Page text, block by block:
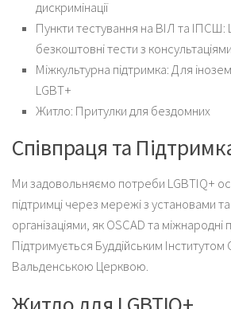
дискримінації
Пункти тестування на ВІЛ та ІПСШ:
безкоштовні тести з консультаціями
Міжкультурна підтримка: Для
LGBT+
Житло: Притулки для бездомних
Співпраця та
Ми задовольняємо потреби LGBTIQ+
підтримці через мережі з установами
організаціями, як OSCAD та міжнародні
Підтримується Буддійським Інститутом
Вальденською Церквою.